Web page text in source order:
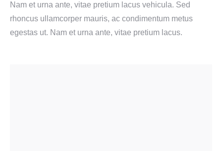
Nam et urna ante, vitae pretium lacus vehicula. Sed
rhoncus ullamcorper mauris, ac condimentum metus
egestas ut. Nam et urna ante, vitae pretium lacus.